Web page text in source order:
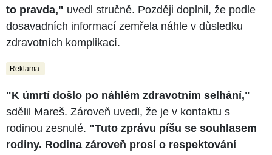
to pravda," uvedl stručně. Později doplnil, že podle
dosavadních informací zemřela náhle v důsledku
zdravotních komplikací.
Reklama:
"K úmrtí došlo po náhlém zdravotním selhání,"
sdělil Mareš. Zároveň uvedl, že je v kontaktu s
rodinou zesnulé. "Tuto zprávu píšu se souhlasem
rodiny. Rodina zároveň prosí o respektování